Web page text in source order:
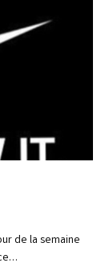
de la semaine